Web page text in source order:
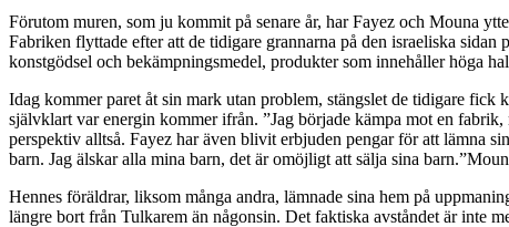
Förutom muren, som ju kommit på senare år, har Fayez och Mouna
Fabriken flyttade efter att de tidigare grannarna på den israeliska
konstgödsel och bekämpningsmedel, produkter som innehåller höga
Idag kommer paret åt sin mark utan problem, stängslet de tidigare
självklart var energin kommer ifrån. ”Jag började kämpa mot en
perspektiv alltså. Fayez har även blivit erbjuden pengar för att lämna
barn. Jag älskar alla mina barn, det är omöjligt att sälja sina
Hennes föräldrar, liksom många andra, lämnade sina hem på
längre bort från Tulkarem än någonsin. Det faktiska avståndet är inte